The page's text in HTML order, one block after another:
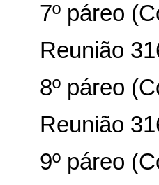
7º páreo
Reunião
8º páreo
Reunião
9º páreo